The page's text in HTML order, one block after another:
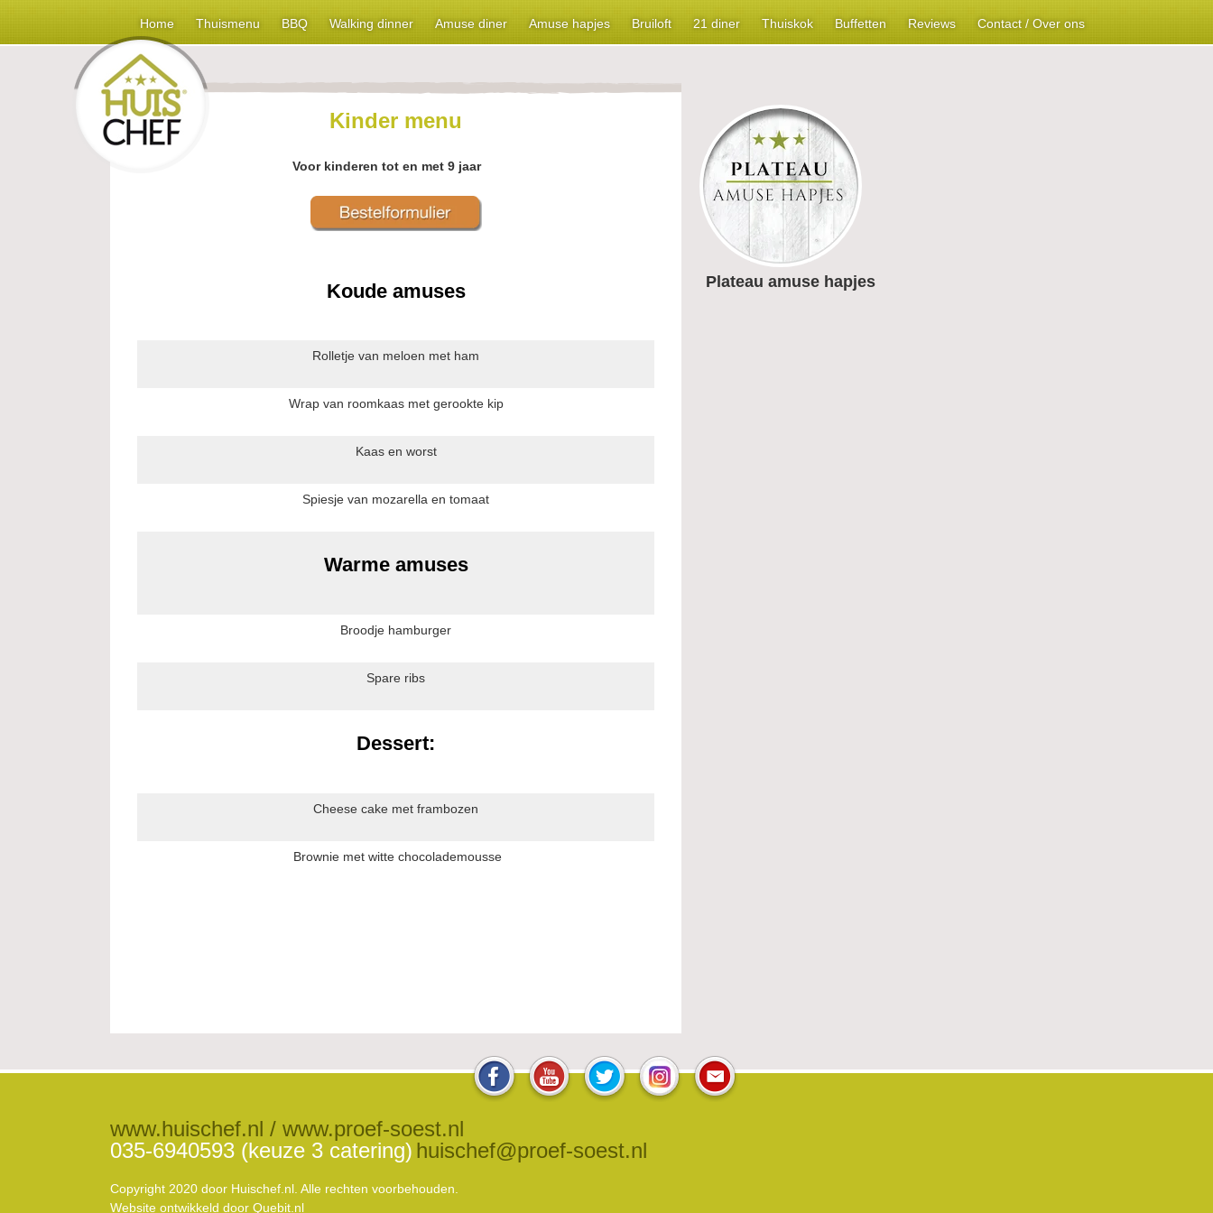
Home Thuismenu BBQ Walking dinner Amuse diner Amuse hapjes Bruiloft 21 diner Thuiskok Buffetten Reviews Contact / Over ons
Kinder menu
Voor kinderen tot en met 9 jaar
Koude amuses
Rolletje van meloen met ham
Wrap van roomkaas met gerookte kip
Kaas en worst
Spiesje van mozarella en tomaat
Warme amuses
Broodje hamburger
Spare ribs
Dessert:
Cheese cake met frambozen
Brownie met witte chocolademousse
Plateau amuse hapjes
www.huischef.nl / www.proef-soest.nl
035-6940593 (keuze 3 catering) huischef@proef-soest.nl
Copyright 2020 door Huischef.nl. Alle rechten voorbehouden.
Website ontwikkeld door Quebit.nl